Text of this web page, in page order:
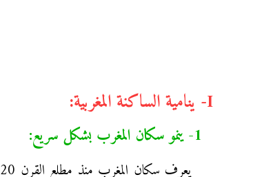
I- ينامية الساكنة المغربية:
1- ينمو سكان المغرب بشكل سريع: